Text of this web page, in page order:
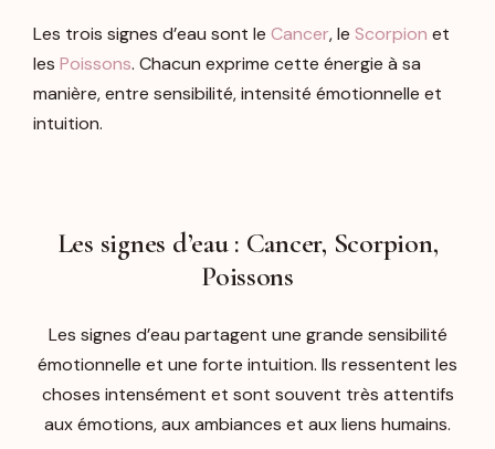
Les trois signes d’eau sont le Cancer, le Scorpion et
les Poissons. Chacun exprime cette énergie à sa
manière, entre sensibilité, intensité émotionnelle et
intuition.
Les signes d’eau : Cancer, Scorpion,
Poissons
Les signes d’eau partagent une grande sensibilité
émotionnelle et une forte intuition. Ils ressentent les
choses intensément et sont souvent très attentifs
aux émotions, aux ambiances et aux liens humains.